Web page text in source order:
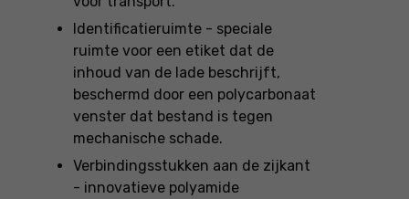
Identificatieruimte - speciale
ruimte voor een etiket dat de
inhoud van de lade beschrijft,
beschermd door een polycarbonaat
venster dat bestand is tegen
mechanische schade.
Verbindingsstukken aan de zijkant
- innovatieve polyamide